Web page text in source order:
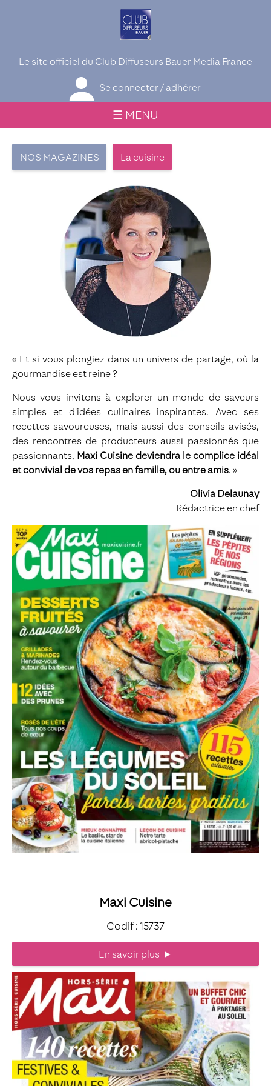
Le site officiel du Club Diffuseurs Bauer Media France
Se connecter / adhérer
☰ MENU
NOS MAGAZINES La cuisine
« Et si vous plongiez dans un univers de partage, où la
gourmandise est reine ?
Nous vous invitons à explorer un monde de saveurs
simples et d'idées culinaires inspirantes. Avec ses
recettes savoureuses, mais aussi des conseils avisés,
des rencontres de producteurs aussi passionnés que
passionnants, Maxi Cuisine deviendra le complice idéal
et convivial de vos repas en famille, ou entre amis. »
Olivia Delaunay
Rédactrice en chef
Maxi Cuisine
Codif : 15737
En savoir plus ►